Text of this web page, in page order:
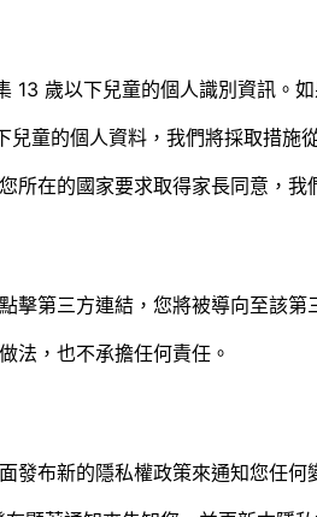
歲以下兒童的個人識別資訊。
童的個人資料，我們將採取措施
在的國家要求取得家長同意，
第三方連結，您將被導向至該
法，也不承擔任何責任。
發布新的隱私權政策來通知您任何